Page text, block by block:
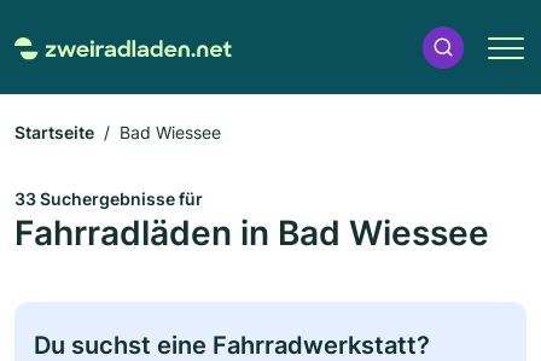
Startseite Bad Wiessee
33 Suchergebnisse für
Fahrradläden in Bad Wiessee
Du suchst eine Fahrradwerkstatt?